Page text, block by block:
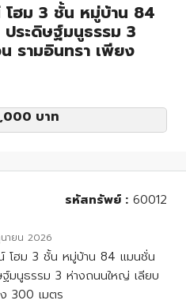
โฮม 3 ชั้น หมู่บ้าน 84
ระดิษฐ์มนูธรรม 3
รามอินทรา เพียง
บาท
รหัสทรัพย์ : 60012
ายน 2026
โฮม 3 ชั้น หมู่บ้าน 84 แมนชั่น
มนูธรรม 3 ห่างถนนใหญ่ เลียบ
300 เมตร